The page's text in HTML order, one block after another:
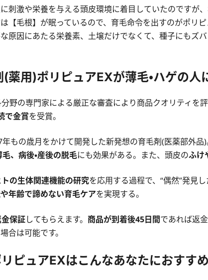
刺激や栄養を与える頭皮環境に着目していたのですが、
【毛根】が眠っているので、育毛命令を出すのがポリ
原因にあたる栄養素、土壌だけでなくて、種子にもズ
薬用)ポリピュアEXが薄毛・ハゲの人
分野の専門家による厳正な審査により商品クオリティを
で金賞を受賞。
もの歳月をかけて開発した新発想の育毛剤(医薬部外品)
毛、病後・産後の脱毛にも効果がある。また、頭皮のふけ
トの生体関連機能の研究を応用する過程で、“偶然”発見
年齢で諦めない育毛ケアを実現する。
保証してもらえます。 商品が到着後45日間であれば返
合は可能です。
ピュアEXはこんなあなたにおすす